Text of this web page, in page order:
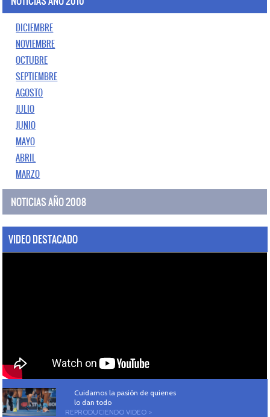
DICIEMBRE
NOVIEMBRE
OCTUBRE
SEPTIEMBRE
AGOSTO
JULIO
JUNIO
MAYO
ABRIL
MARZO
NOTICIAS AÑO 2008
VIDEO DESTACADO
Cuidamos la pasión de quienes
lo dan todo
REPRODUCIENDO VIDEO >